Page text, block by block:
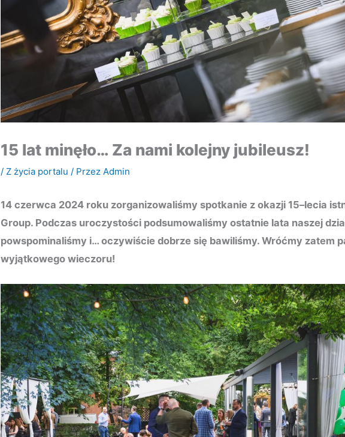
15 lat minęło… Za nami kolejny jubileusz!
/ Z życia portalu / Przez Admin
14 czerwca 2024 roku zorganizowaliśmy spotkanie z okazji 15–lecia
Group. Podczas uroczystości podsumowaliśmy ostatnie lata naszej
powspominaliśmy i… oczywiście dobrze się bawiliśmy. Wróćmy zatem
wyjątkowego wieczoru!